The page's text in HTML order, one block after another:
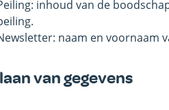
inhoud van de
naam en voornaam
van gegevens